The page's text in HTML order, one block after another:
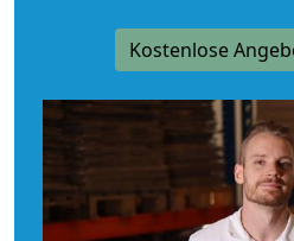
Kostenlose